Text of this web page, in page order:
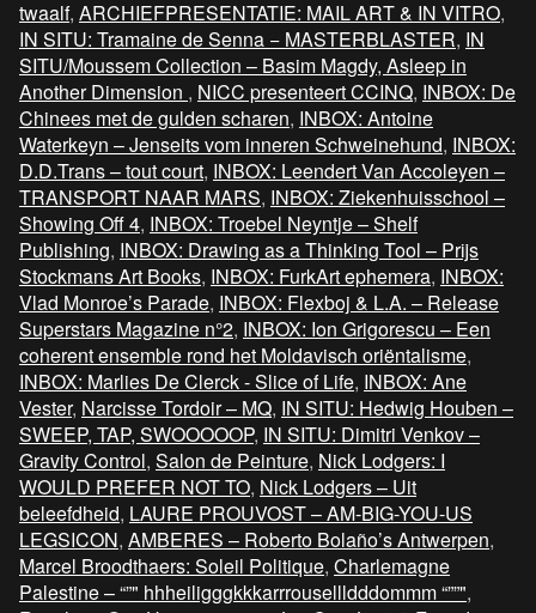
twaalf, ARCHIEFPRESENTATIE: MAIL ART & IN VITRO,
IN SITU: Tramaine de Senna − MASTERBLASTER, IN
SITU/Moussem Collection – Basim Magdy, Asleep in
Another Dimension , NICC presenteert CCINQ, INBOX: De
Chinees met de gulden scharen, INBOX: Antoine
Waterkeyn – Jenseits vom inneren Schweinehund, INBOX:
D.D.Trans – tout court, INBOX: Leendert Van Accoleyen –
TRANSPORT NAAR MARS, INBOX: Ziekenhuisschool –
Showing Off 4, INBOX: Troebel Neyntje – Shelf
Publishing, INBOX: Drawing as a Thinking Tool – Prijs
Stockmans Art Books, INBOX: FurkArt ephemera, INBOX:
Vlad Monroe’s Parade, INBOX: Flexboj & L.A. – Release
Superstars Magazine n°2, INBOX: Ion Grigorescu – Een
coherent ensemble rond het Moldavisch oriëntalisme,
INBOX: Marlies De Clerck - Slice of Life, INBOX: Ane
Vester, Narcisse Tordoir – MQ, IN SITU: Hedwig Houben –
SWEEP, TAP, SWOOOOOP, IN SITU: Dimitri Venkov –
Gravity Control, Salon de Peinture, Nick Lodgers: I
WOULD PREFER NOT TO, Nick Lodgers – Uit
beleefdheid, LAURE PROUVOST – AM-BIG-YOU-US
LEGSICON, AMBERES – Roberto Bolaño’s Antwerpen,
Marcel Broodthaers: Soleil Politique, Charlemagne
Palestine – “”" hhheiligggkkkarrrousellldddommm “””",